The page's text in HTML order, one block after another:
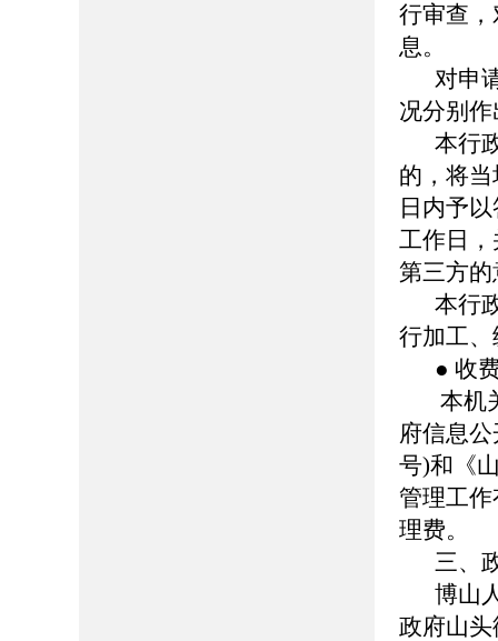
行审查
息。
对申
况分别
本行
的，将
日内予
工作日
第三方
本行
行加工
● 收
本机
府信息
号)和《
管理工
理费。
三、
博山
政府山